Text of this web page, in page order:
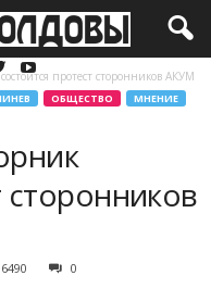
протест сторонников АКУМ
ОБЩЕСТВО
МНЕНИЕ
сторонников
6490 0